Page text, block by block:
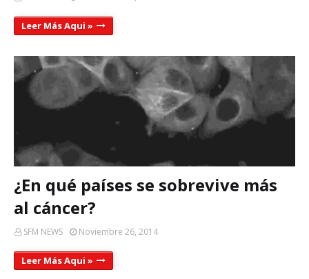
Leer Más Aqui »
¿En qué países se sobrevive más
al cáncer?
SFM NEWS Noviembre 26, 2014
Leer Más Aqui »